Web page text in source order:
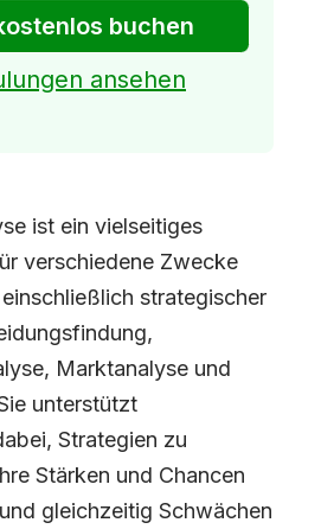
buchen
ansehen
ist ein vielseitiges
verschiedene Zwecke
strategischer
Marktanalyse und
unterstützt
Strategien zu
Stärken und Chancen
gleichzeitig Schwächen